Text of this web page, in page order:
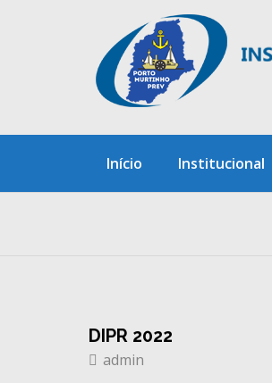
Início Institucional
DIPR 2022
admin